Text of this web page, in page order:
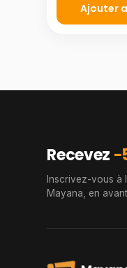
Ajouter
Recevez
Inscrivez-vous à
Mayana, en